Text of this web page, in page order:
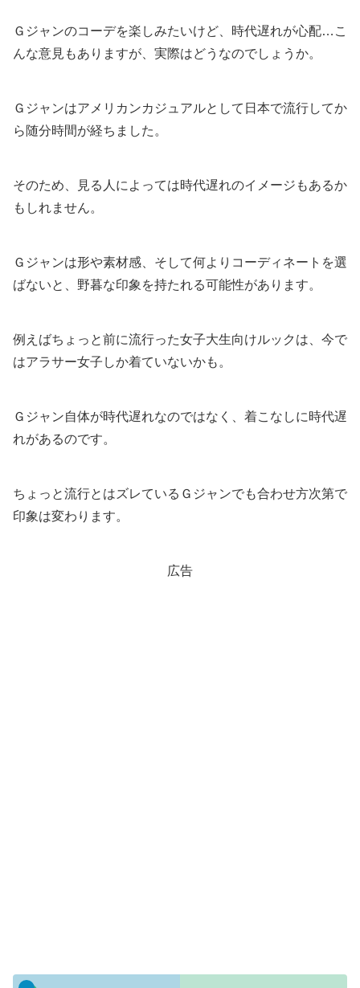
Ｇジャンのコーデを楽しみたいけど、時代遅れが心配…こ
んな意見もありますが、実際はどうなのでしょうか。
Ｇジャンはアメリカンカジュアルとして日本で流行してか
ら随分時間が経ちました。
そのため、見る人によっては時代遅れのイメージもあるか
もしれません。
Ｇジャンは形や素材感、そして何よりコーディネートを選
ばないと、野暮な印象を持たれる可能性があります。
例えばちょっと前に流行った女子大生向けルックは、今で
はアラサー女子しか着ていないかも。
Ｇジャン自体が時代遅れなのではなく、着こなしに時代遅
れがあるのです。
ちょっと流行とはズレているＧジャンでも合わせ方次第で
印象は変わります。
広告